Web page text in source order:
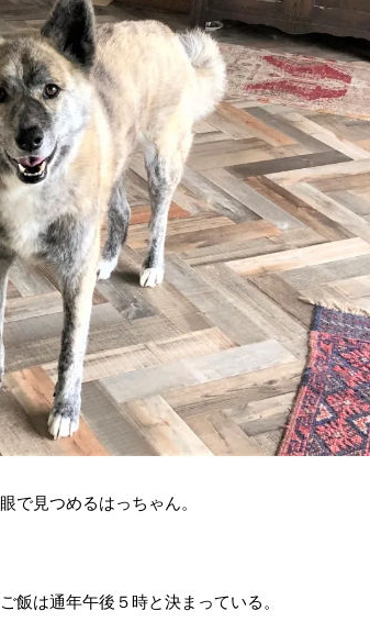
で見つめるはっちゃん。
飯は通年午後５時と決まっている。